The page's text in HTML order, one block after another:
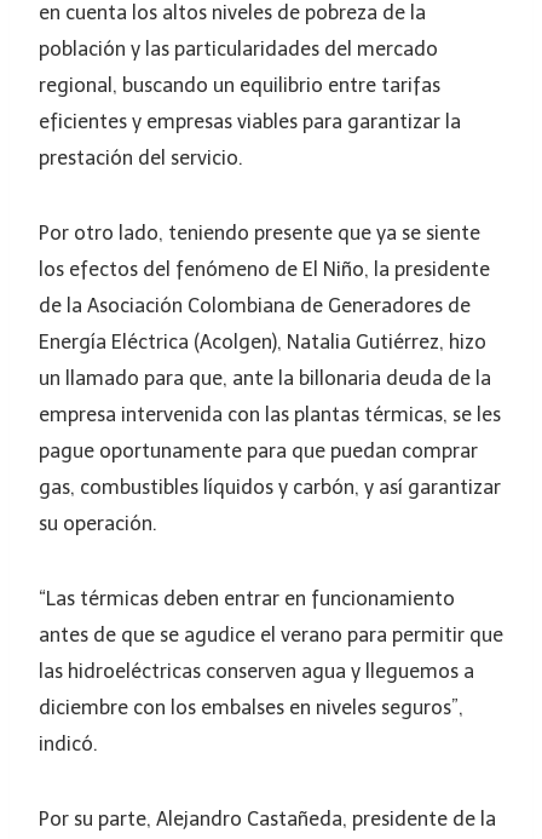
en cuenta los altos niveles de pobreza de la
población y las particularidades del mercado
regional, buscando un equilibrio entre tarifas
eficientes y empresas viables para garantizar la
prestación del servicio.
Por otro lado, teniendo presente que ya se siente
los efectos del fenómeno de El Niño, la presidente
de la Asociación Colombiana de Generadores de
Energía Eléctrica (Acolgen), Natalia Gutiérrez, hizo
un llamado para que, ante la billonaria deuda de la
empresa intervenida con las plantas térmicas, se les
pague oportunamente para que puedan comprar
gas, combustibles líquidos y carbón, y así garantizar
su operación.
“Las térmicas deben entrar en funcionamiento
antes de que se agudice el verano para permitir que
las hidroeléctricas conserven agua y lleguemos a
diciembre con los embalses en niveles seguros”,
indicó.
Por su parte, Alejandro Castañeda, presidente de la